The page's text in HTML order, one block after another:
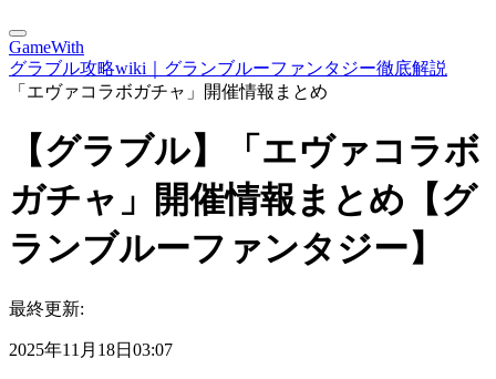
GameWith
グラブル攻略wiki｜グランブルーファンタジー徹底解説
「エヴァコラボガチャ」開催情報まとめ
【グラブル】「エヴァコラボ
ガチャ」開催情報まとめ【グ
ランブルーファンタジー】
最終更新:
2025年11月18日03:07